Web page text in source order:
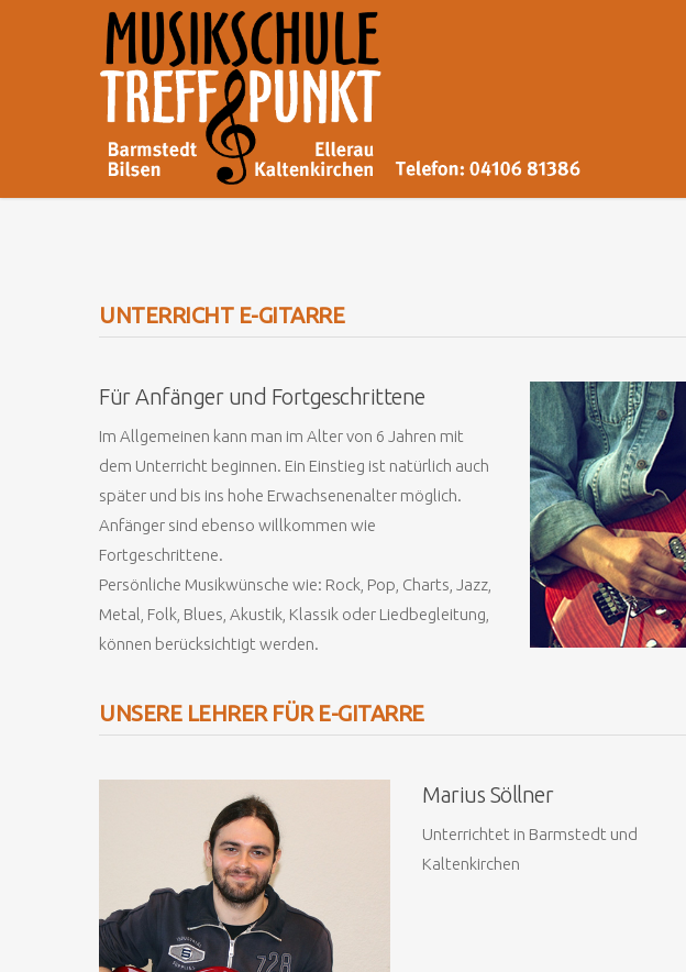
UNTERRICHT E-GITARRE
Für Anfänger und Fortgeschrittene
Im Allgemeinen kann man im Alter von 6 Jahren mit
dem Unterricht beginnen. Ein Einstieg ist natürlich auch
später und bis ins hohe Erwachsenenalter möglich.
Anfänger sind ebenso willkommen wie
Fortgeschrittene.
Persönliche Musikwünsche wie: Rock, Pop, Charts, Jazz,
Metal, Folk, Blues, Akustik, Klassik oder Liedbegleitung,
können berücksichtigt werden.
UNSERE LEHRER FÜR E-GITARRE
Marius Söllner
Unterrichtet in Barmstedt und
Kaltenkirchen